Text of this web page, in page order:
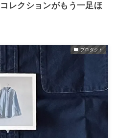
レクションがもう一足ほ
プロダクト